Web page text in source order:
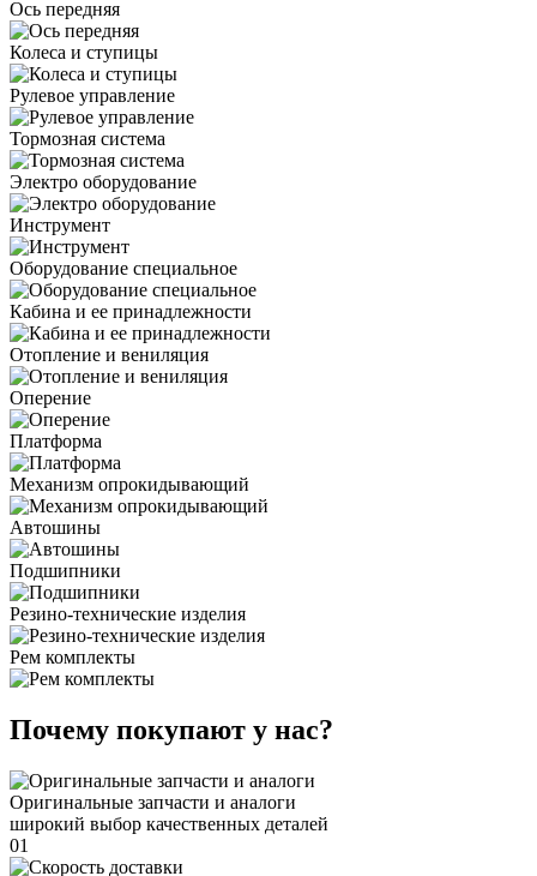
Ось передняя
Колеса и ступицы
Рулевое управление
Тормозная система
Электро оборудование
Инструмент
Оборудование специальное
Кабина и ее принадлежности
Отопление и вениляция
Оперение
Платформа
Механизм опрокидывающий
Автошины
Подшипники
Резино-технические изделия
Рем комплекты
Почему покупают у нас?
Оригинальные запчасти и аналоги
широкий выбор качественных деталей
01